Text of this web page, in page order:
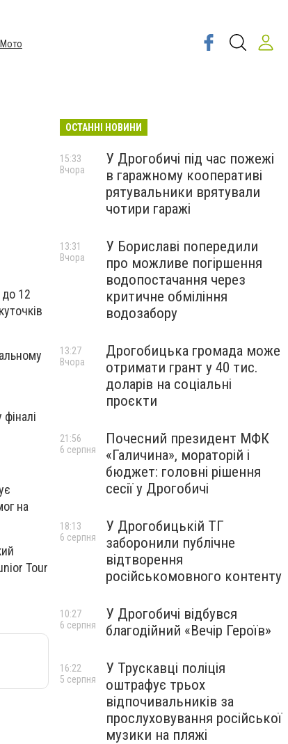
до 12
на
Tour
ОСТАННІ НОВИНИ
У Дрогобичі під час пожежі
в гаражному кооперативі
рятувальники врятували
чотири гаражі
15:33
Вчора
У Бориславі попередили
про можливе погіршення
водопостачання через
критичне обміління
водозабору
13:31
Вчора
Дрогобицька громада може
отримати грант у 40 тис.
доларів на соціальні
проєкти
13:27
Вчора
Почесний президент МФК
«Галичина», мораторій і
бюджет: головні рішення
сесії у Дрогобичі
21:56
6 серпня
У Дрогобицькій ТГ
заборонили публічне
відтворення
російськомовного контенту
18:13
6 серпня
У Дрогобичі відбувся
благодійний «Вечір Героїв»
10:27
6 серпня
У Трускавці поліція
оштрафує трьох
відпочивальників за
прослуховування російської
музики на пляжі
16:22
5 серпня